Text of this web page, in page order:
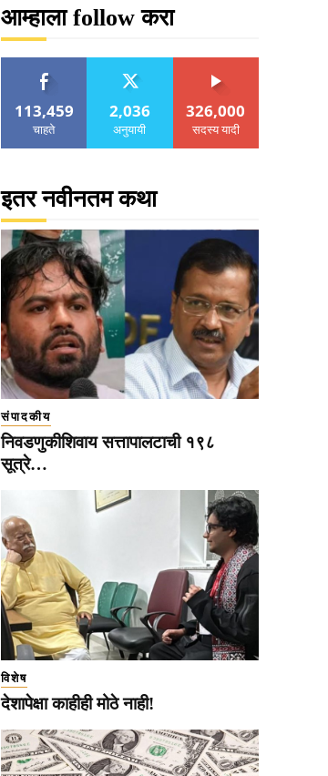
आम्हाला follow करा
113,459
चाहते
2,036
अनुयायी
326,000
सदस्य यादी
इतर नवीनतम कथा
संपादकीय
निवडणुकीशिवाय सत्तापालटाची १९८
सूत्रे…
विशेष
देशापेक्षा काहीही मोठे नाही!